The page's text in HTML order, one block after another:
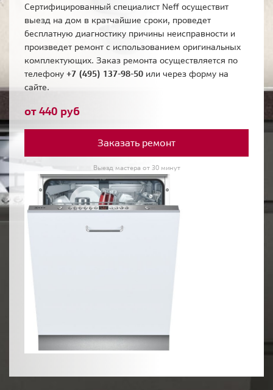
Сертифицированный специалист Neff осуществит
выезд на дом в кратчайшие сроки, проведет
бесплатную диагностику причины неисправности и
произведет ремонт с использованием оригинальных
комплектующих. Заказ ремонта осуществляется по
телефону +7 (495) 137-98-50 или через форму на
сайте.
от 440 руб
Заказать ремонт
Выезд мастера от 30 минут